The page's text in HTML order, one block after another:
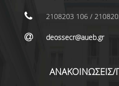
ΠΟΛΙΤΙΚΗ
2108203 106 /
deossecr@aueb.gr